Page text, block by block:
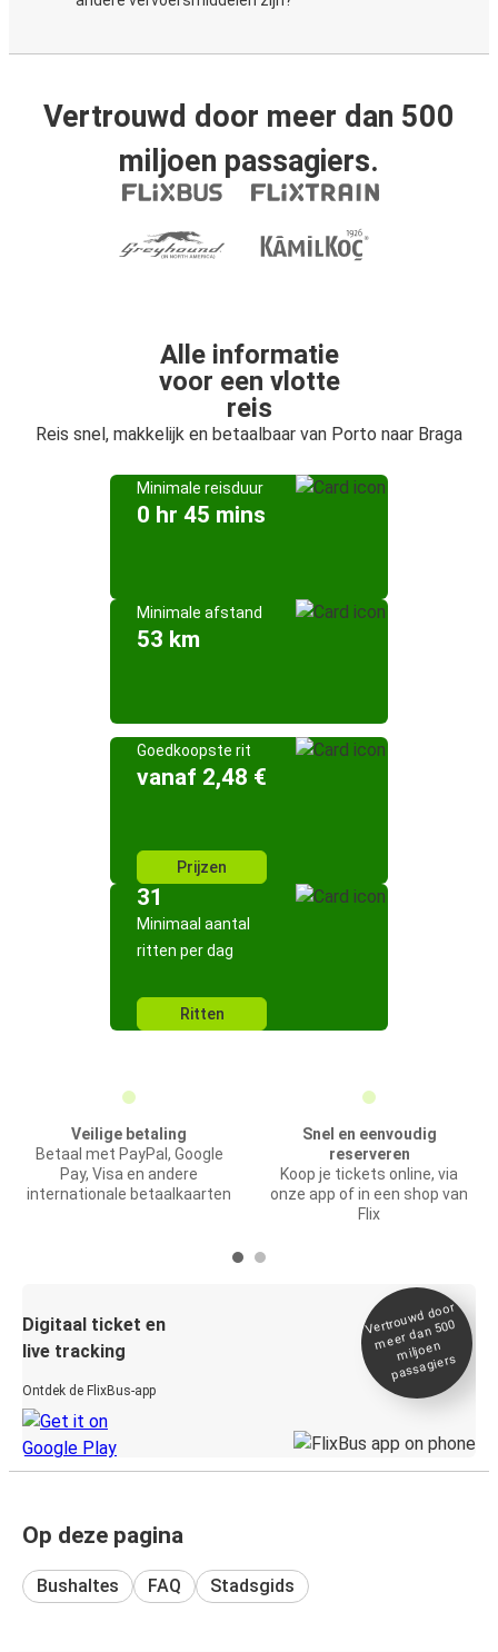
Vertrouwd door meer dan 500
miljoen passagiers.
Alle informatie
voor een vlotte
reis
Reis snel, makkelijk en betaalbaar van Porto naar Braga
Minimale reisduur
0 hr 45 mins
Minimale afstand
53 km
Goedkoopste rit
vanaf 2,48 €
Prijzen
31
Minimaal aantal
ritten per dag
Ritten
Veilige betaling
Betaal met PayPal, Google
Pay, Visa en andere
internationale betaalkaarten
Snel en eenvoudig
reserveren
Koop je tickets online, via
onze app of in een shop van
Flix
Digitaal ticket en
live tracking
Ontdek de FlixBus-app
Vertrou
wd door
meer dan 500
miljoen
passagiers
Op deze pagina
Bushaltes FAQ Stadsgids